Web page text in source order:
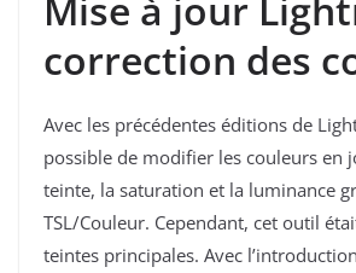
correction des
Avec les précédentes éditions de
possible de modifier les couleurs en
teinte, la saturation et la luminance
TSL/Couleur. Cependant, cet outil
teintes principales. Avec